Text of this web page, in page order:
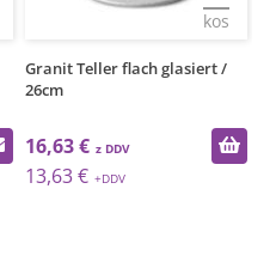
kos
Granit Teller flach glasiert /
26cm
16,63 €
13,63 €